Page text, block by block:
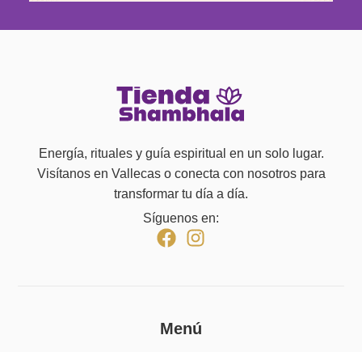
Energía, rituales y guía espiritual en un solo lugar.
Visítanos en Vallecas o conecta con nosotros para
transformar tu día a día.
Síguenos en:
Menú